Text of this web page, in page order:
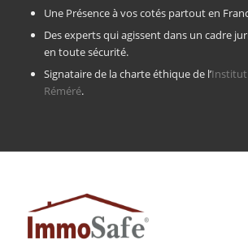
Une Présence à vos cotés partout en
Des experts qui agissent dans un cadre
en toute sécurité.
Signataire de la charte éthique de l’Institut
Réméré.